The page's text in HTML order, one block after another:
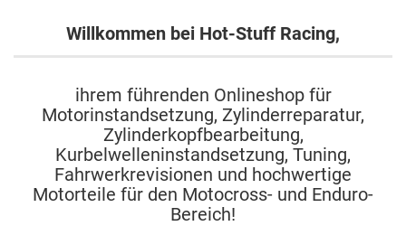
Willkommen bei Hot-Stuff Racing,
ihrem führenden Onlineshop für
Motorinstandsetzung, Zylinderreparatur,
Zylinderkopfbearbeitung,
Kurbelwelleninstandsetzung, Tuning,
Fahrwerkrevisionen und hochwertige
Motorteile für den Motocross- und Enduro-
Bereich!